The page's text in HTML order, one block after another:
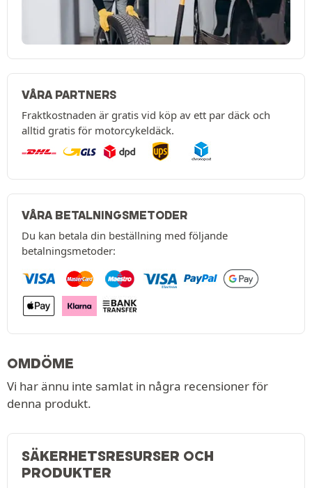
VÅRA PARTNERS
Fraktkostnaden är gratis vid köp av ett par däck och
alltid gratis för motorcykeldäck.
VÅRA BETALNINGSMETODER
Du kan betala din beställning med följande
betalningsmetoder:
OMDÖME
Vi har ännu inte samlat in några recensioner för
denna produkt.
SÄKERHETSRESURSER OCH
PRODUKTER